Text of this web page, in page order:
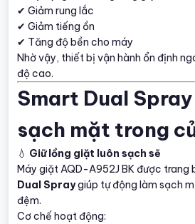
✔ Giảm rung lắc
✔ Giảm tiếng ồn
✔ Tăng độ bền cho máy
Nhờ vậy, thiết bị vận hành ổn định
độ cao.
Smart Dual
sạch mặt trong
💧 Giữ lồng giặt luôn sạch sẽ
Máy giặt AQD-A952J BK được trang
Dual Spraygiúp tự động làm sạch
đệm.
Cơ chế hoạt động: